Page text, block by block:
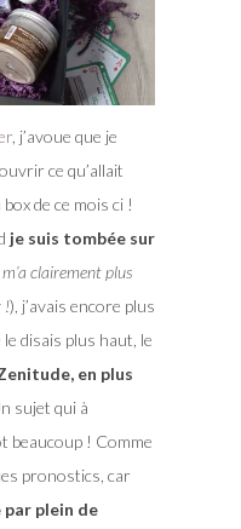
, j’avoue que je
ce qu’allait
de ce mois ci !
je suis tombée sur
clairement plus
!), j’avais encore plus
disais plus haut, le
en plus
sujet qui à
beaucoup ! Comme
pronostics, car
par plein de